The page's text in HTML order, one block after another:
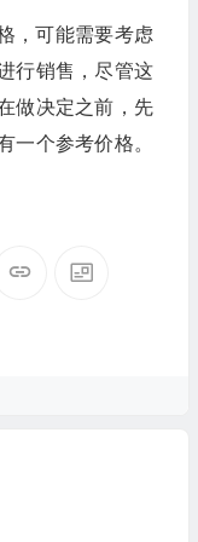
，可能需要考虑
行销售，尽管这
做决定之前，先
一个参考价格。